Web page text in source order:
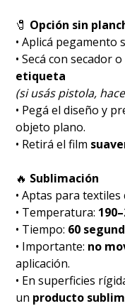
🧷 Opción sin
• Aplicá pegamento
• Secá con secador
etiqueta
(si usás pistola,
• Pegá el diseño y
objeto plano.
• Retirá el film
🔥 Sublimación
• Aptas para textiles
• Temperatura:
• Tiempo: 60
• Importante: no
aplicación.
• En superficies
un producto